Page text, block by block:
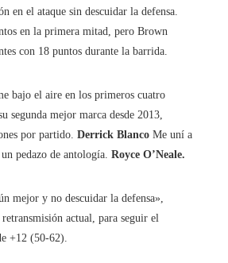
en el ataque sin descuidar la defensa.
en la primera mitad, pero Brown
con 18 puntos durante la barrida.
bajo el aire en los primeros cuatro
segunda mejor marca desde 2013,
por partido. Derrick Blanco Me uní a
pedazo de antología. Royce O’Neale.
mejor y no descuidar la defensa»,
retransmisión actual, para seguir el
+12 (50-62).